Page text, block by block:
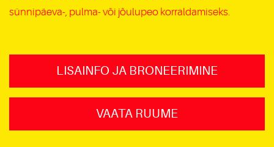
sünnipäeva-, pulma- või jõulupeo korraldamiseks.
LISAINFO JA BRONEERIMINE
VAATA RUUME